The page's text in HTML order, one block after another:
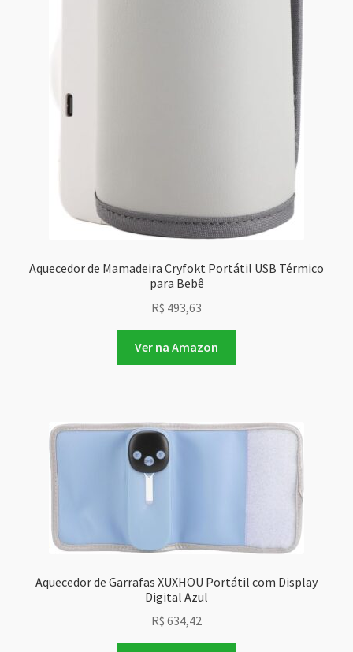
Aquecedor de Mamadeira Cryfokt Portátil USB Térmico
para Bebê
R$ 493,63
Ver na Amazon
Aquecedor de Garrafas XUXHOU Portátil com Display
Digital Azul
R$ 634,42